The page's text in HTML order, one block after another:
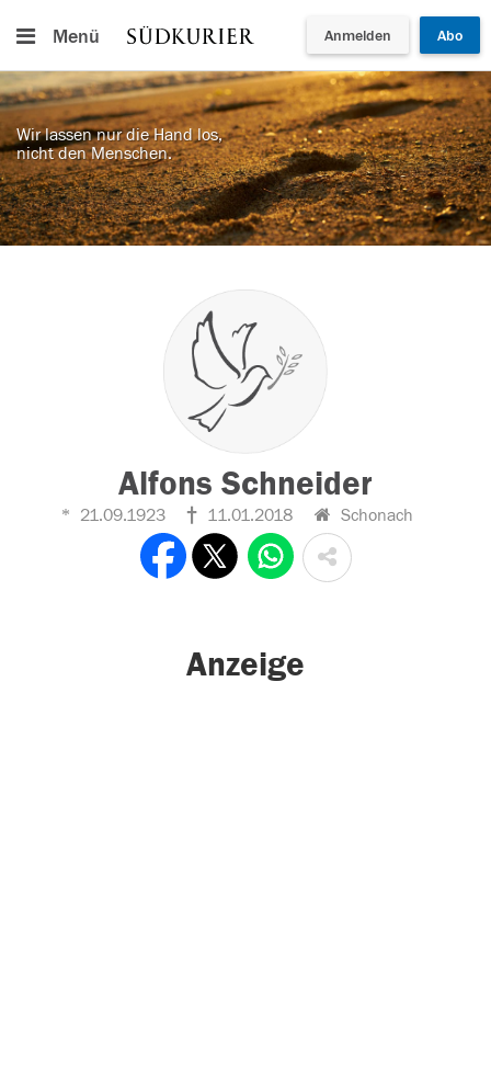
Menü Anmelden Abo
Wir lassen nur die Hand los,
nicht den Menschen.
Alfons Schneider
21.09.1923 11.01.2018 Schonach
Anzeige